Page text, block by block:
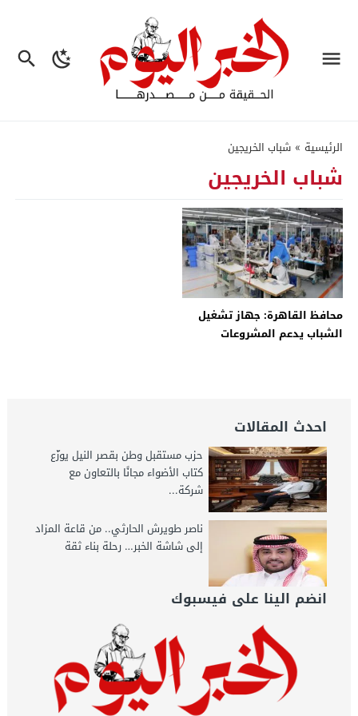
الرئيسية » شباب الخريجين
شباب الخريجين
محافظ القاهرة: جهاز تشغيل
الشباب يدعم المشروعات
احدث المقالات
حزب مستقبل وطن بقصر النيل يوزّع
كتاب الأضواء مجانًا بالتعاون مع
شركة...
ناصر طويرش الحارثي.. من قاعة المزاد
إلى شاشة الخبر… رحلة بناء ثقة
انضم الينا على فيسبوك